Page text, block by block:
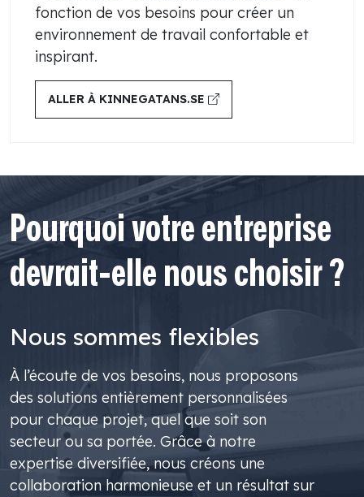
fonction de vos besoins pour créer un
environnement de travail confortable et
inspirant.
ALLER À KINNEGATANS.SE
Pourquoi votre entreprise
devrait-elle nous choisir ?
Nous sommes flexibles
À l’écoute de vos besoins, nous proposons
des solutions entièrement personnalisées
pour chaque projet, quel que soit son
secteur ou sa portée. Grâce à notre
expertise diversifiée, nous créons une
collaboration harmonieuse et un résultat sur